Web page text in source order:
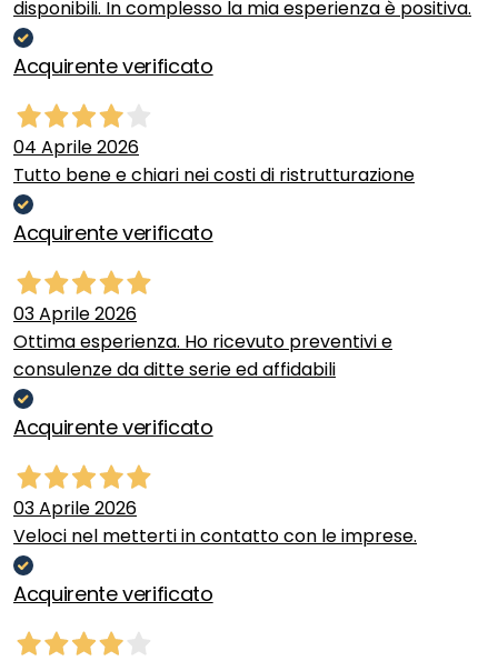
disponibili. In complesso la mia esperienza è positiva.
Acquirente verificato
04 Aprile 2026
Tutto bene e chiari nei costi di ristrutturazione
Acquirente verificato
03 Aprile 2026
Ottima esperienza. Ho ricevuto preventivi e
consulenze da ditte serie ed affidabili
Acquirente verificato
03 Aprile 2026
Veloci nel metterti in contatto con le imprese.
Acquirente verificato